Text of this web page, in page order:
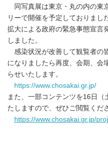
同写真展は東京・丸の内の東
リーで開催を予定しておりまし
拡大による政府の緊急事態宣言
しました。
感染状況が改善して観覧者の
になりましたら再度、会期、会
らせいたします。
https://www.chosakai.gr.jp/
また、一部コンテンツを16日
たしますので、ぜひご閲覧くだ
https://www.chosakai.gr.jp/